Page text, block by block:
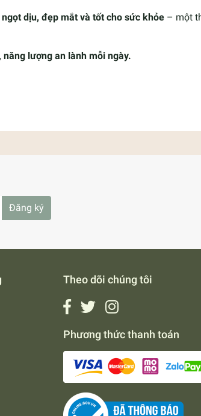
dịu, đẹp mắt và tốt cho sức khỏe – một
năng lượng an lành mỗi ngày.
Đăng ký
Theo dõi chúng tôi
Phương thức thanh toán